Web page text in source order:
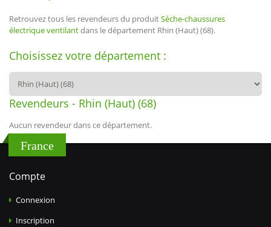
Retrouvez tous les revendeurs du produitSèche-chaussures
électrique ventilantdans le département Rhin (Haut) (68).
Choisissez votre département :
Revendeurs - Rhin (Haut) (68)
Aucun revendeur dans ce département.
France
Compte
Connexion
Inscription